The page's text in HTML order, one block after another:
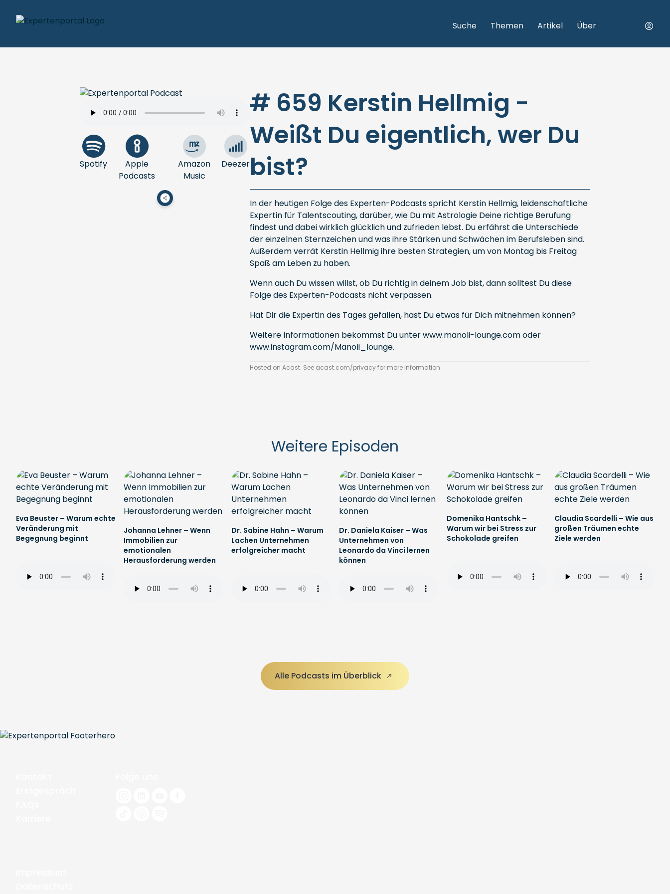
Suche Themen Artikel Über
Spotify
Apple
Podcasts
Amazon
Music
Deezer
# 659 Kerstin Hellmig -
Weißt Du eigentlich, wer Du
bist?
In der heutigen Folge des Experten-Podcasts spricht Kerstin Hellmig, leidenschaftliche
Expertin für Talentscouting, darüber, wie Du mit Astrologie Deine richtige Berufung
findest und dabei wirklich glücklich und zufrieden lebst. Du erfährst die Unterschiede
der einzelnen Sternzeichen und was ihre Stärken und Schwächen im Berufsleben sind.
Außerdem verrät Kerstin Hellmig ihre besten Strategien, um von Montag bis Freitag
Spaß am Leben zu haben.
Wenn auch Du wissen willst, ob Du richtig in deinem Job bist, dann solltest Du diese
Folge des Experten-Podcasts nicht verpassen.
Hat Dir die Expertin des Tages gefallen, hast Du etwas für Dich mitnehmen können?
Weitere Informationen bekommst Du unterwww.manoli-lounge.comoder
www.instagram.com/Manoli_lounge.
Hosted on Acast. See acast.com/privacyfor more information.
Weitere Episoden
Eva Beuster – Warum echte
Veränderung mit
Begegnung beginnt
Johanna Lehner – Wenn
Immobilien zur
emotionalen
Herausforderung werden
Dr. Sabine Hahn – Warum
Lachen Unternehmen
erfolgreicher macht
Dr. Daniela Kaiser – Was
Unternehmen von
Leonardo da Vinci lernen
können
Domenika Hantschk –
Warum wir bei Stress zur
Schokolade greifen
Claudia Scardelli – Wie aus
großen Träumen echte
Ziele werden
Alle Podcasts im Überblick